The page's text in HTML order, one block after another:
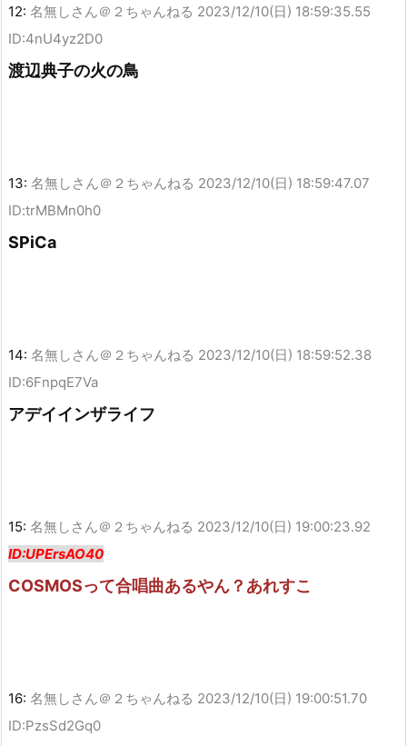
12: 名無しさん＠２ちゃんねる 2023/12/10(日) 18:59:35.55
ID:4nU4yz2D0
渡辺典子の火の鳥
13: 名無しさん＠２ちゃんねる 2023/12/10(日) 18:59:47.07
ID:trMBMn0h0
SPiCa
14: 名無しさん＠２ちゃんねる 2023/12/10(日) 18:59:52.38
ID:6FnpqE7Va
アデイインザライフ
15: 名無しさん＠２ちゃんねる 2023/12/10(日) 19:00:23.92
ID:UPErsAO40
COSMOSって合唱曲あるやん？あれすこ
16: 名無しさん＠２ちゃんねる 2023/12/10(日) 19:00:51.70
ID:PzsSd2Gq0